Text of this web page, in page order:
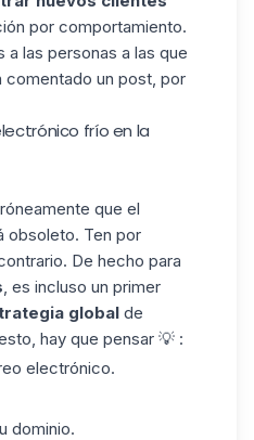
por comportamiento.
las personas a las que
comentado un post, por
frío en la
que el
obsoleto. Ten por
De hecho para
, es incluso un primer
global de
hay que pensar 💡 :
electrónico.
dominio.